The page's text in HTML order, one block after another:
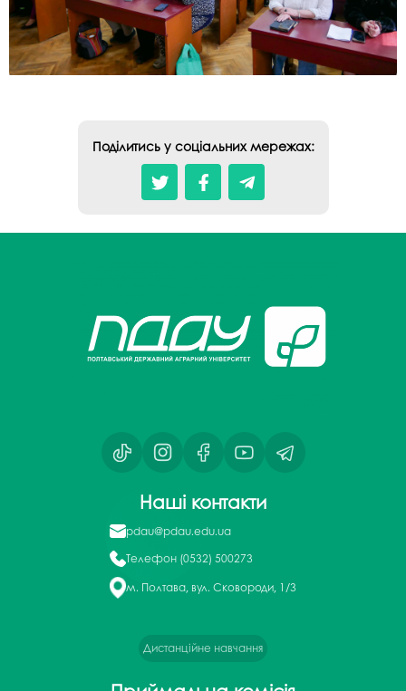
Поділитись у соціальних мережах:
Наші контакти
pdau@pdau.edu.ua
Телефон (0532) 500273
м. Полтава, вул. Сковороди, 1/3
Дистанційне навчання